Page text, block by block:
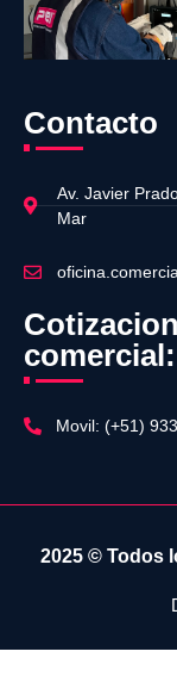
Contacto
Av. Javier
Mar
comercial:
Movil: (+51)
2025 © Todos